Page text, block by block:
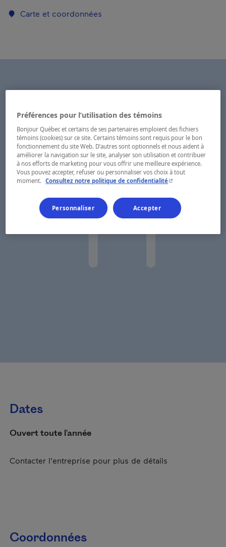
Carte et coordonnées
Dates
Ouvert toute l'année
Contacter l'entreprise pour plus de détails
Coordonnées
Préférences pour l’utilisation des témoins
Bonjour Québec et certains de ses partenaires emploient des fichiers
témoins (cookies) sur ce site. Certains témoins sont requis pour le bon
fonctionnement du site Web. D’autres sont optionnels et nous aident à
améliorer la navigation sur le site, analyser son utilisation et contribuer
à nos efforts de marketing pour vous offrir une meilleure expérience.
Vous pouvez accepter, refuser ou personnaliser vos choix à tout
moment. Consultez notre politique de confidentialité- Cet hyperlien
Personnaliser Accepter